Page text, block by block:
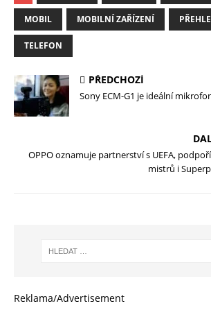
MOBIL MOBILNÍ ZAŘÍZENÍ
TELEFON
PŘEDCHOZÍ
Sony ECM-G1 je ideální
OPPO oznamuje partnerství s UEFA,
mistrů i
Reklama/Advertisement